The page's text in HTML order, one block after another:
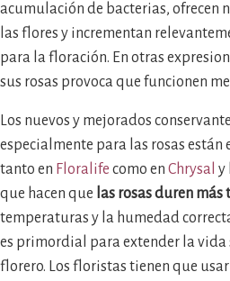
acumulación de bacterias, ofrecen
las flores y incrementan
para la floración. En otras
sus rosas provoca que funcionen
Los nuevos y mejorados
especialmente para las rosas están
tanto en Floralife como en Chrysal y
que hacen que las rosas duren más
temperaturas y la humedad
es primordial para extender la vida
florero. Los floristas tienen que